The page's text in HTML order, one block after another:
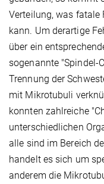
Verteilung, was fatale
kann. Um derartige
über ein
sogenannte "Spindel-
Trennung der
mit Mikrotubuli
konnten zahlreiche
unterschiedlichen
alle sind im Bereich
handelt es sich um
anderem die